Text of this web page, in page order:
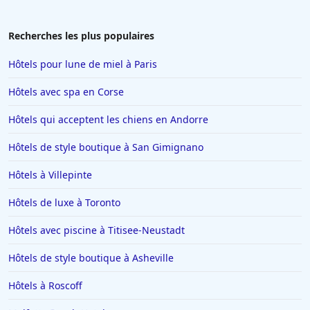
Hôtels à Aix-les-Bains
Hôtels à Ténériffe
Hôtels à Plailly
Hôtels à La Toussuire
Hôtels en Lorraine
Hôtels à Monte Carlo
Hôtels à Châtillon-sur-Seine
Hôtels à Brest
Recherches les plus populaires
Hôtels pour lune de miel à Paris
Hôtels avec spa en Corse
Hôtels qui acceptent les chiens en Andorre
Hôtels de style boutique à San Gimignano
Hôtels à Villepinte
Hôtels de luxe à Toronto
Hôtels avec piscine à Titisee-Neustadt
Hôtels de style boutique à Asheville
Hôtels à Roscoff